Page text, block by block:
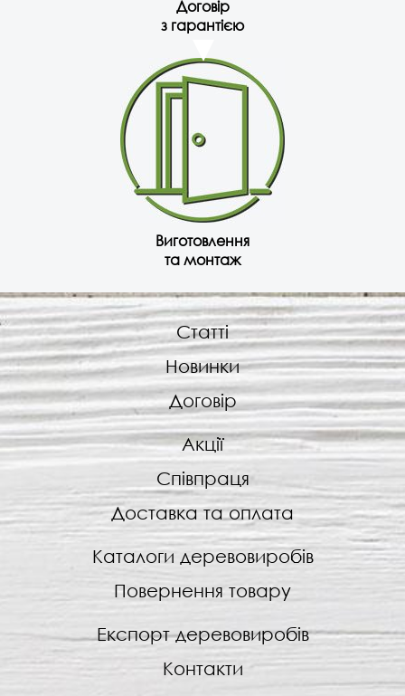
Договір
з гарантією
Виготовлення
та монтаж
Статті
Новинки
Договір
Акції
Співпраця
Доставка та оплата
Каталоги деревовиробів
Повернення товару
Експорт деревовиробів
Контакти